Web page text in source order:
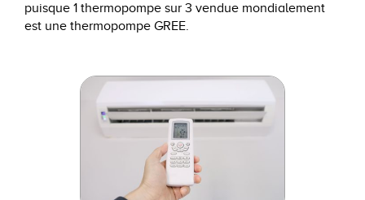
puisque 1 thermopompe sur 3 vendue mondialement
est une thermopompe GREE.